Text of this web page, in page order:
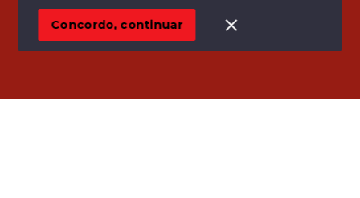
SITE PARA IMOBILIARIA
Concordo, continuar